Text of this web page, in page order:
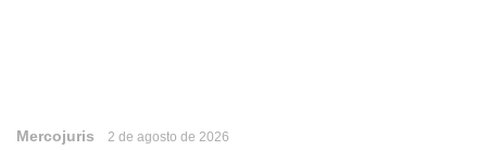
Mercojuris 2 de agosto de 2026